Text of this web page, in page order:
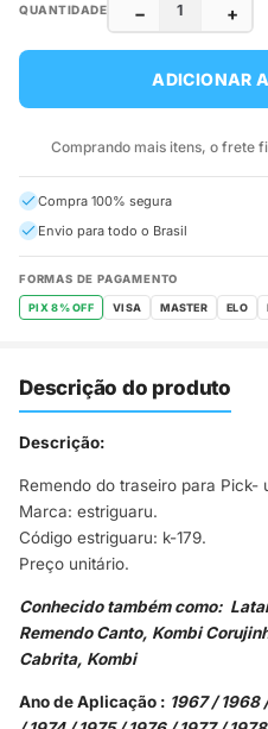
QUANTIDADE − +
ADICIONAR
Comprando mais itens, o frete
Compra 100% segura
Envio para todo o Brasil
FORMAS DE PAGAMENTO
PIX 8% OFF VISA MASTER ELO
Descrição do produto
Descrição:
Remendo do traseiro para Pick-
Marca: estriguaru.
Código estriguaru: k-179.
Preço unitário.
Conhecido também como:
Remendo Canto, Kombi
Cabrita, Kombi
Ano de Aplicação : 1967 / 1968